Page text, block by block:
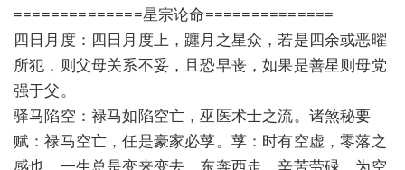
==============星宗论命==============
四日月度：四日月度上，躔月之星众，若是四余或恶曜
所犯，则父母关系不妥，且恐早丧，如果是善星则母党
强于父。
驿马陷空：禄马如陷空亡，巫医术士之流。诸煞秘要
赋：禄马空亡，任是豪家必莩。莩：时有空虚，零落之
感也。一生总是变来变去，东奔西走，辛苦劳碌，为空